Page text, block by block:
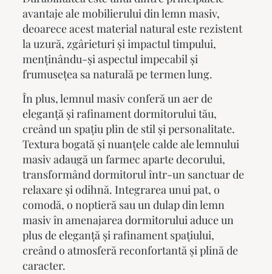
avantaje ale mobilierului din lemn masiv,
deoarece acest material natural este rezistent
la uzură, zgârieturi și impactul timpului,
menținându-și aspectul impecabil și
frumusețea sa naturală pe termen lung.
În plus, lemnul masiv conferă un aer de
eleganță și rafinament dormitorului tău,
creând un spațiu plin de stil și personalitate.
Textura bogată și nuanțele calde ale lemnului
masiv adaugă un farmec aparte decorului,
transformând dormitorul într-un sanctuar de
relaxare și odihnă. Integrarea unui pat, o
comodă, o noptieră sau un dulap din lemn
masiv în amenajarea dormitorului aduce un
plus de eleganță și rafinament spațiului,
creând o atmosferă reconfortantă și plină de
caracter.